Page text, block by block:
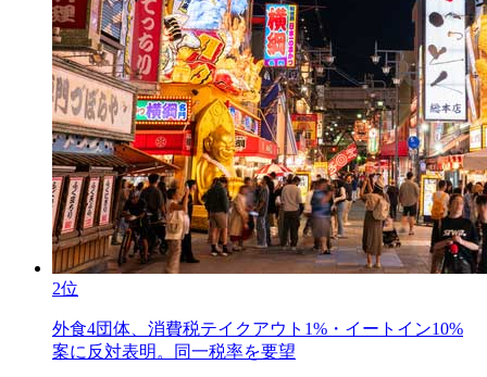
2位
外食4団体、消費税テイクアウト1%・イートイン10%
案に反対表明。同一税率を要望